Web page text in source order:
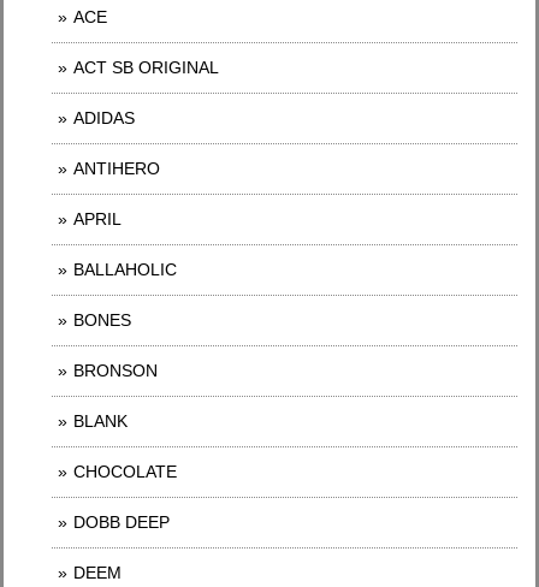
ACE
ACT SB ORIGINAL
ADIDAS
ANTIHERO
APRIL
BALLAHOLIC
BONES
BRONSON
BLANK
CHOCOLATE
DOBB DEEP
DEEM